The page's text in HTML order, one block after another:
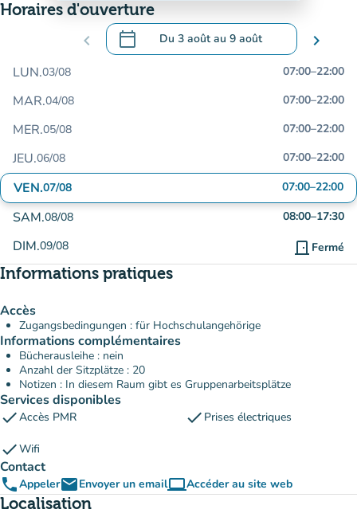
Horaires d'ouverture
chevron_left calendar_today Du 3 aoûtau 9 août
.Ouvrir le calendrier pour changer de
chevron_right
LUN.03/08 07:00–22:00
MAR.04/08 07:00–22:00
MER.05/08 07:00–22:00
JEU.06/08 07:00–22:00
VEN.07/08 07:00–22:00
SAM.08/08 08:00–17:30
DIM.09/08 door_front Fermé
Informations pratiques
Accès
Zugangsbedingungen : für Hochschulangehörige
Informations complémentaires
Bücherausleihe : nein
Anzahl der Sitzplätze : 20
Notizen : In diesem Raum gibt es Gruppenarbeitsplätze
Services disponibles
checkAccès PMR check Prises électriques
checkWifi
Contact
phoneAppeleremailEnvoyer un emailcomputerAccéder au site web
(nouvel onglet)
Localisation